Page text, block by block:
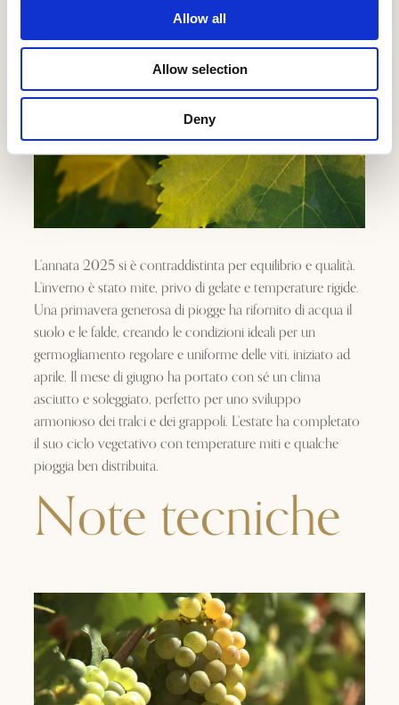
Allow all
Allow selection
Deny
L’annata 2025 si è contraddistinta per equilibrio e qualità.
L’inverno è stato mite, privo di gelate e temperature rigide.
Una primavera generosa di piogge ha rifornito di acqua il
suolo e le falde, creando le condizioni ideali per un
germogliamento regolare e uniforme delle viti, iniziato ad
aprile. Il mese di giugno ha portato con sé un clima
asciutto e soleggiato, perfetto per uno sviluppo
armonioso dei tralci e dei grappoli. L’estate ha completato
il suo ciclo vegetativo con temperature miti e qualche
pioggia ben distribuita.
Note tecniche